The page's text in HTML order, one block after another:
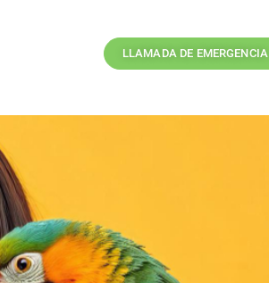
LLAMADA DE EMERGENCIA